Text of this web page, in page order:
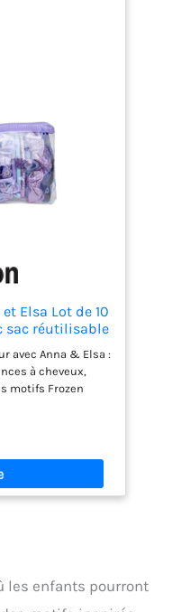
fille devrait
fille se sent comme
】 Si vous
de l'utilisation du
pour obtenir
équipe de clients
Elsa Lot de 10
sac réutilisable
avec Anna & Elsa :
à cheveux,
motifs Frozen
souples et
douces assurent
les
: Choisissez
des motifs
spéciales : idéal
pour créer des
maison. Excellent
les enfants pourront